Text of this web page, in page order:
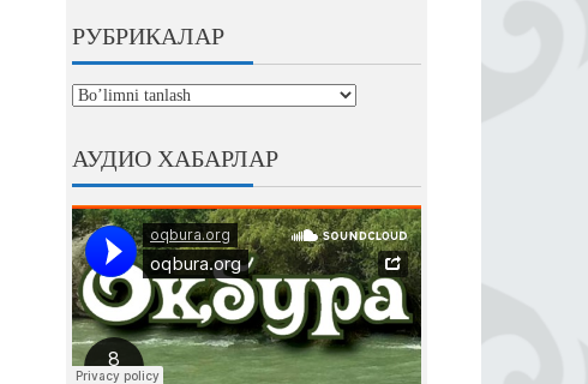
РУБРИКАЛАР
рубрикалар
АУДИО ХАБАРЛАР